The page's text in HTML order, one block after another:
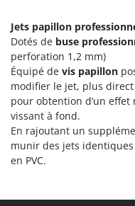
Gyrobroyeurs à
H
Haches - Cognées
Hachoirs à viande
Herses à Dents
Herses Rotatives
L
Lames
E
EcoFlow
Edilmark
Effeuno
Einhell
Elegen
Energy Gruppi
Enotecnica Pillan
EuroMech
Jets papillon
Dotés de buse
perforation 1,2 mm)
Équipé de vis papillon
modifier le jet, plus
pour obtention d’un
vissant à fond.
En rajoutant un
munir des jets identiques
en PVC.